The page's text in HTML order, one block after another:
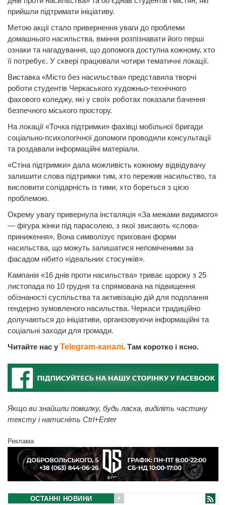
прийшли підтримати ініціативу.
Метою акції стало привернення уваги до проблеми
домашнього насильства, вміння розпізнавати його перші
ознаки та нагадування, що допомога доступна кожному, хто
її потребує. У сквері працювали чотири тематичні локації.
Виставка «Місто без насильства» представила творчі
роботи студентів Черкаського художньо-технічного
фахового коледжу, які у своїх роботах показали бачення
безпечного міського простору.
На локації «Точка підтримки» фахівці мобільної бригади
соціально-психологічної допомоги проводили консультації
та роздавали інформаційні матеріали.
«Стіна підтримки» дала можливість кожному відвідувачу
залишити слова підтримки тим, хто пережив насильство, та
висловити солідарність із тими, хто бореться з цією
проблемою.
Окрему увагу привернула інсталяція «За межами видимого»
— фігура жінки під парасолею, з якої звисають «слова-
приниження». Вона символізує приховані форми
насильства, що можуть залишатися непоміченими за
фасадом нібито «ідеальних стосунків».
Кампанія «16 днів проти насильства» триває щороку з 25
листопада по 10 грудня та спрямована на підвищення
обізнаності суспільства та активізацію дій для подолання
гендерно зумовленого насильства. Черкаси традиційно
долучаються до ініціативи, організовуючи інформаційні та
соціальні заходи для громади.
Читайте нас у Telegram-каналі. Там коротко і ясно.
Якщо ви знайшли помилку, будь ласка, виділіть частину
тексту і натисніть Ctrl+Enter
Реклама
ОСТАННІ НОВИНИ